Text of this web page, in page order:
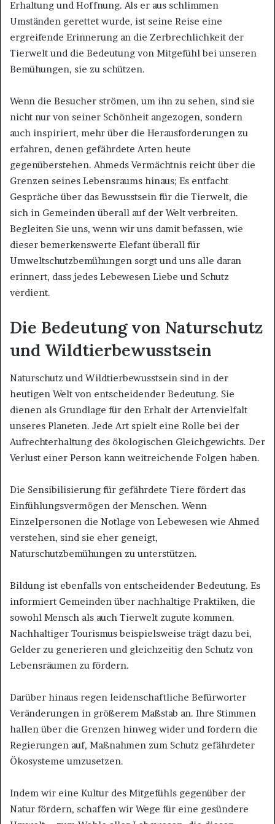
Erhaltung und Hoffnung. Als er aus schlimmen
Umständen gerettet wurde, ist seine Reise eine
ergreifende Erinnerung an die Zerbrechlichkeit der
Tierwelt und die Bedeutung von Mitgefühl bei unseren
Bemühungen, sie zu schützen.
Wenn die Besucher strömen, um ihn zu sehen, sind sie
nicht nur von seiner Schönheit angezogen, sondern
auch inspiriert, mehr über die Herausforderungen zu
erfahren, denen gefährdete Arten heute
gegenüberstehen. Ahmeds Vermächtnis reicht über die
Grenzen seines Lebensraums hinaus; Es entfacht
Gespräche über das Bewusstsein für die Tierwelt, die
sich in Gemeinden überall auf der Welt verbreiten.
Begleiten Sie uns, wenn wir uns damit befassen, wie
dieser bemerkenswerte Elefant überall für
Umweltschutzbemühungen sorgt und uns alle daran
erinnert, dass jedes Lebewesen Liebe und Schutz
verdient.
Die Bedeutung von Naturschutz
und Wildtierbewusstsein
Naturschutz und Wildtierbewusstsein sind in der
heutigen Welt von entscheidender Bedeutung. Sie
dienen als Grundlage für den Erhalt der Artenvielfalt
unseres Planeten. Jede Art spielt eine Rolle bei der
Aufrechterhaltung des ökologischen Gleichgewichts. Der
Verlust einer Person kann weitreichende Folgen haben.
Die Sensibilisierung für gefährdete Tiere fördert das
Einfühlungsvermögen der Menschen. Wenn
Einzelpersonen die Notlage von Lebewesen wie Ahmed
verstehen, sind sie eher geneigt,
Naturschutzbemühungen zu unterstützen.
Bildung ist ebenfalls von entscheidender Bedeutung. Es
informiert Gemeinden über nachhaltige Praktiken, die
sowohl Mensch als auch Tierwelt zugute kommen.
Nachhaltiger Tourismus beispielsweise trägt dazu bei,
Gelder zu generieren und gleichzeitig den Schutz von
Lebensräumen zu fördern.
Darüber hinaus regen leidenschaftliche Befürworter
Veränderungen in größerem Maßstab an. Ihre Stimmen
hallen über die Grenzen hinweg wider und fordern die
Regierungen auf, Maßnahmen zum Schutz gefährdeter
Ökosysteme umzusetzen.
Indem wir eine Kultur des Mitgefühls gegenüber der
Natur fördern, schaffen wir Wege für eine gesündere